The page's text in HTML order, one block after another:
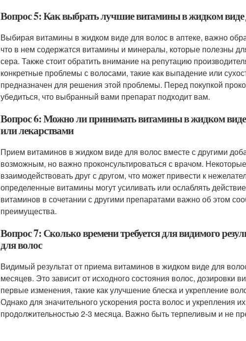
Вопрос 5: Как выбрать лучшие витамины в жидком виде
Выбирая витамины в жидком виде для волос в аптеке, важно
что в нем содержатся витамины и минералы, которые полезны
сера. Также стоит обратить внимание на репутацию
конкретные проблемы с волосами, такие как выпадение или
предназначен для решения этой проблемы. Перед покупкой
убедиться, что выбранный вами препарат подходит вам.
Вопрос 6: Можно ли принимать витамины в жидком виде
или лекарствами
Прием витаминов в жидком виде для волос вместе с другими
возможным, но важно проконсультироваться с врачом.
взаимодействовать друг с другом, что может привести к
определенные витамины могут усиливать или ослаблять
витаминов в сочетании с другими препаратами важно об этом
преимущества.
Вопрос 7: Сколько времени требуется для видимого
для волос
Видимый результат от приема витаминов в жидком виде для
месяцев. Это зависит от исходного состояния волос, дозировки
первые изменения, такие как улучшение блеска и укрепление
Однако для значительного ускорения роста волос и укрепления
продолжительностью 2-3 месяца. Важно быть терпеливым и не